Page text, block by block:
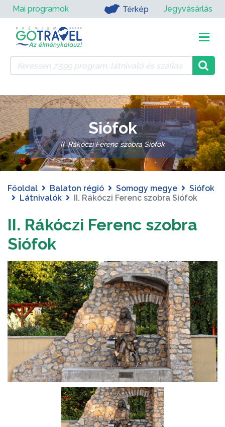
Mai programok Térkép Jegyvásárlás
Siófok
II. Rákóczi Ferenc szobra Siófok
Főoldal Balaton régió Somogy megye
Siófok
Látnivalók
II. Rákóczi Ferenc szobra Siófok
II. Rákóczi Ferenc szobra
Siófok